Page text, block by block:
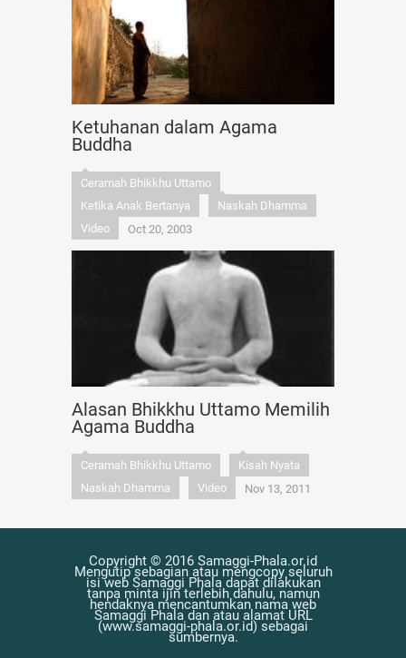
Ketuhanan dalam Agama
Buddha
Ceramah Bhikkhu Uttamo
Ketika Anak Bertanya
Naskah Dhamma
Video
Oct 20, 2003
Alasan Bhikkhu Uttamo Memilih
Agama Buddha
Ceramah Bhikkhu Uttamo
Kisah Nyata
Naskah Dhamma
Video Nov 13, 2011
Copyright © 2016 Samaggi-Phala.or.id
Mengutip sebagian atau mengcopy seluruh
isi web Samaggi Phala dapat dilakukan
tanpa minta ijin terlebih dahulu, namun
hendaknya mencantumkan nama web
Samaggi Phala dan atau alamat URL
(www.samaggi-phala.or.id) sebagai
sumbernya.